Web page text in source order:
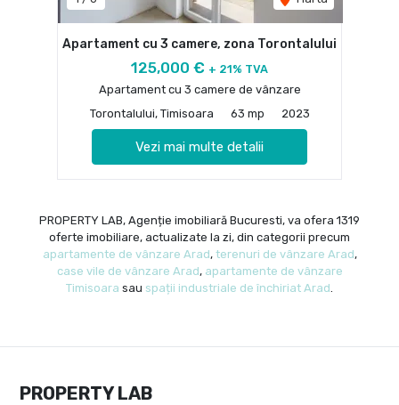
Apartament cu 3 camere, zona Torontalului
125,000 € + 21% TVA
Apartament cu 3 camere de vânzare
Torontalului, Timisoara
63 mp 2023
Vezi mai multe detalii
PROPERTY LAB, Agenție imobiliară Bucuresti, va ofera 1319
oferte imobiliare, actualizate la zi, din categorii precum
apartamente de vânzare Arad, terenuri de vânzare Arad,
case vile de vânzare Arad, apartamente de vânzare
Timisoara sau spații industriale de închiriat Arad
PROPERTY LAB